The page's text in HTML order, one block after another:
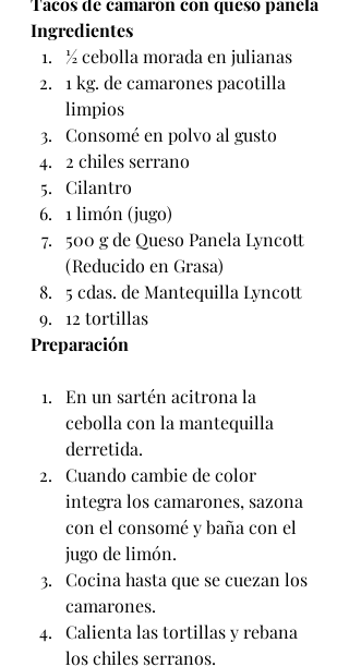
Ingredientes
½ cebolla morada en julianas
1 kg. de camarones pacotilla
limpios
Consomé en polvo al gusto
2 chiles serrano
Cilantro
1 limón (jugo)
500 g de Queso Panela Lyncott
(Reducido en Grasa)
5 cdas. de Mantequilla Lyncott
12 tortillas
Preparación
En un sartén acitrona la
cebolla con la mantequilla
derretida.
Cuando cambie de color
integra los camarones, sazona
con el consomé y baña con el
jugo de limón.
Cocina hasta que se cuezan los
camarones.
Calienta las tortillas y rebana
los chiles serranos.